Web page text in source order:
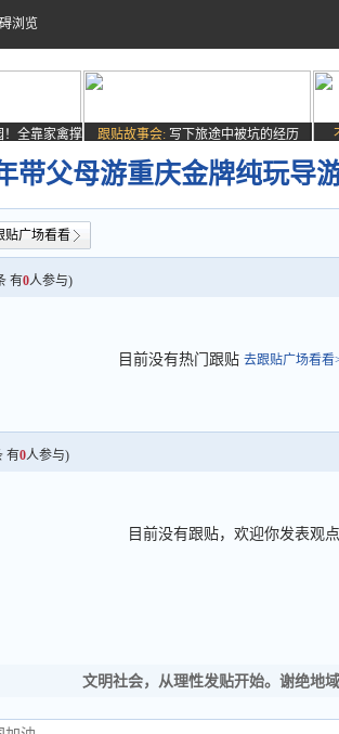
浏览
！全靠家禽撑
跟贴故事会: 写下旅途中被坑的经历
带父母游重庆金牌纯玩导
贴广场看看
有0人参与)
目前没有热门跟贴 去跟贴广场看看
有0人参与)
目前没有跟贴，欢迎你发表观点
文明社会，从理性发贴开始。谢绝地